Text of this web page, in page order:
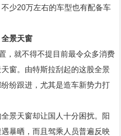
少20万左右的车型也有配备车
景天窗
，就不得不提目前最令众多消费
窗。由特斯拉刮起的这股全景
纷跟进，尤其是造车新势力打
景天窗却让国人十分困扰。阳
暴晒，而且驾乘人员普遍反映